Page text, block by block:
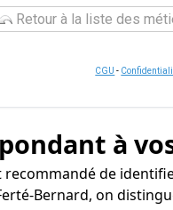
Retour à la liste des
CGU -
à
de
Bernard, on